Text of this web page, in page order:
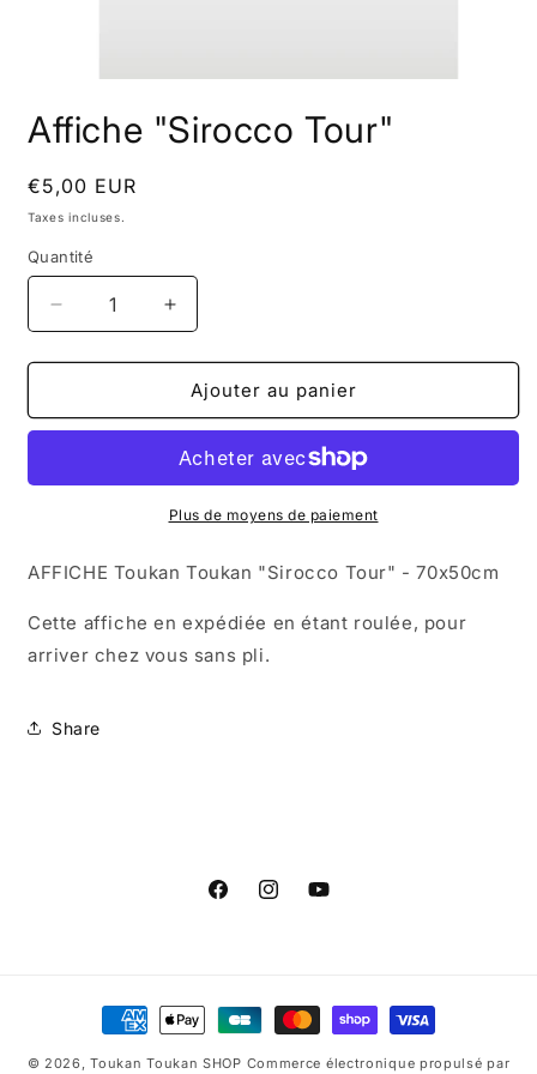
média
1
une
fenêtre
modale
Affiche "Sirocco Tour"
Prix
habituel
€5,00 EUR
Taxes incluses.
Quantité
Réduire
la
quantité
Affiche
Augmenter
la
quantité
de
Affiche
Tour&quot;
Ajouter au panier
Plus de moyens de paiement
AFFICHE Toukan Toukan "Sirocco Tour" - 70x50cm
Cette affiche en expédiée en étant roulée, pour
arriver chez vous sans pli.
Share
FacebookInstagramYouTube
Moyens
de
© 2026,Toukan Toukan SHOP Commerce électronique propulsé par